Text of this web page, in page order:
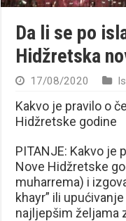
Da li se po
Hidžretska
17/08/2020
Kakvo je pravilo o
Hidžretske godine
PITANJE: Kakvo je
Nove Hidžretske
muharrema) i
khayr” ili
najljepšim željama